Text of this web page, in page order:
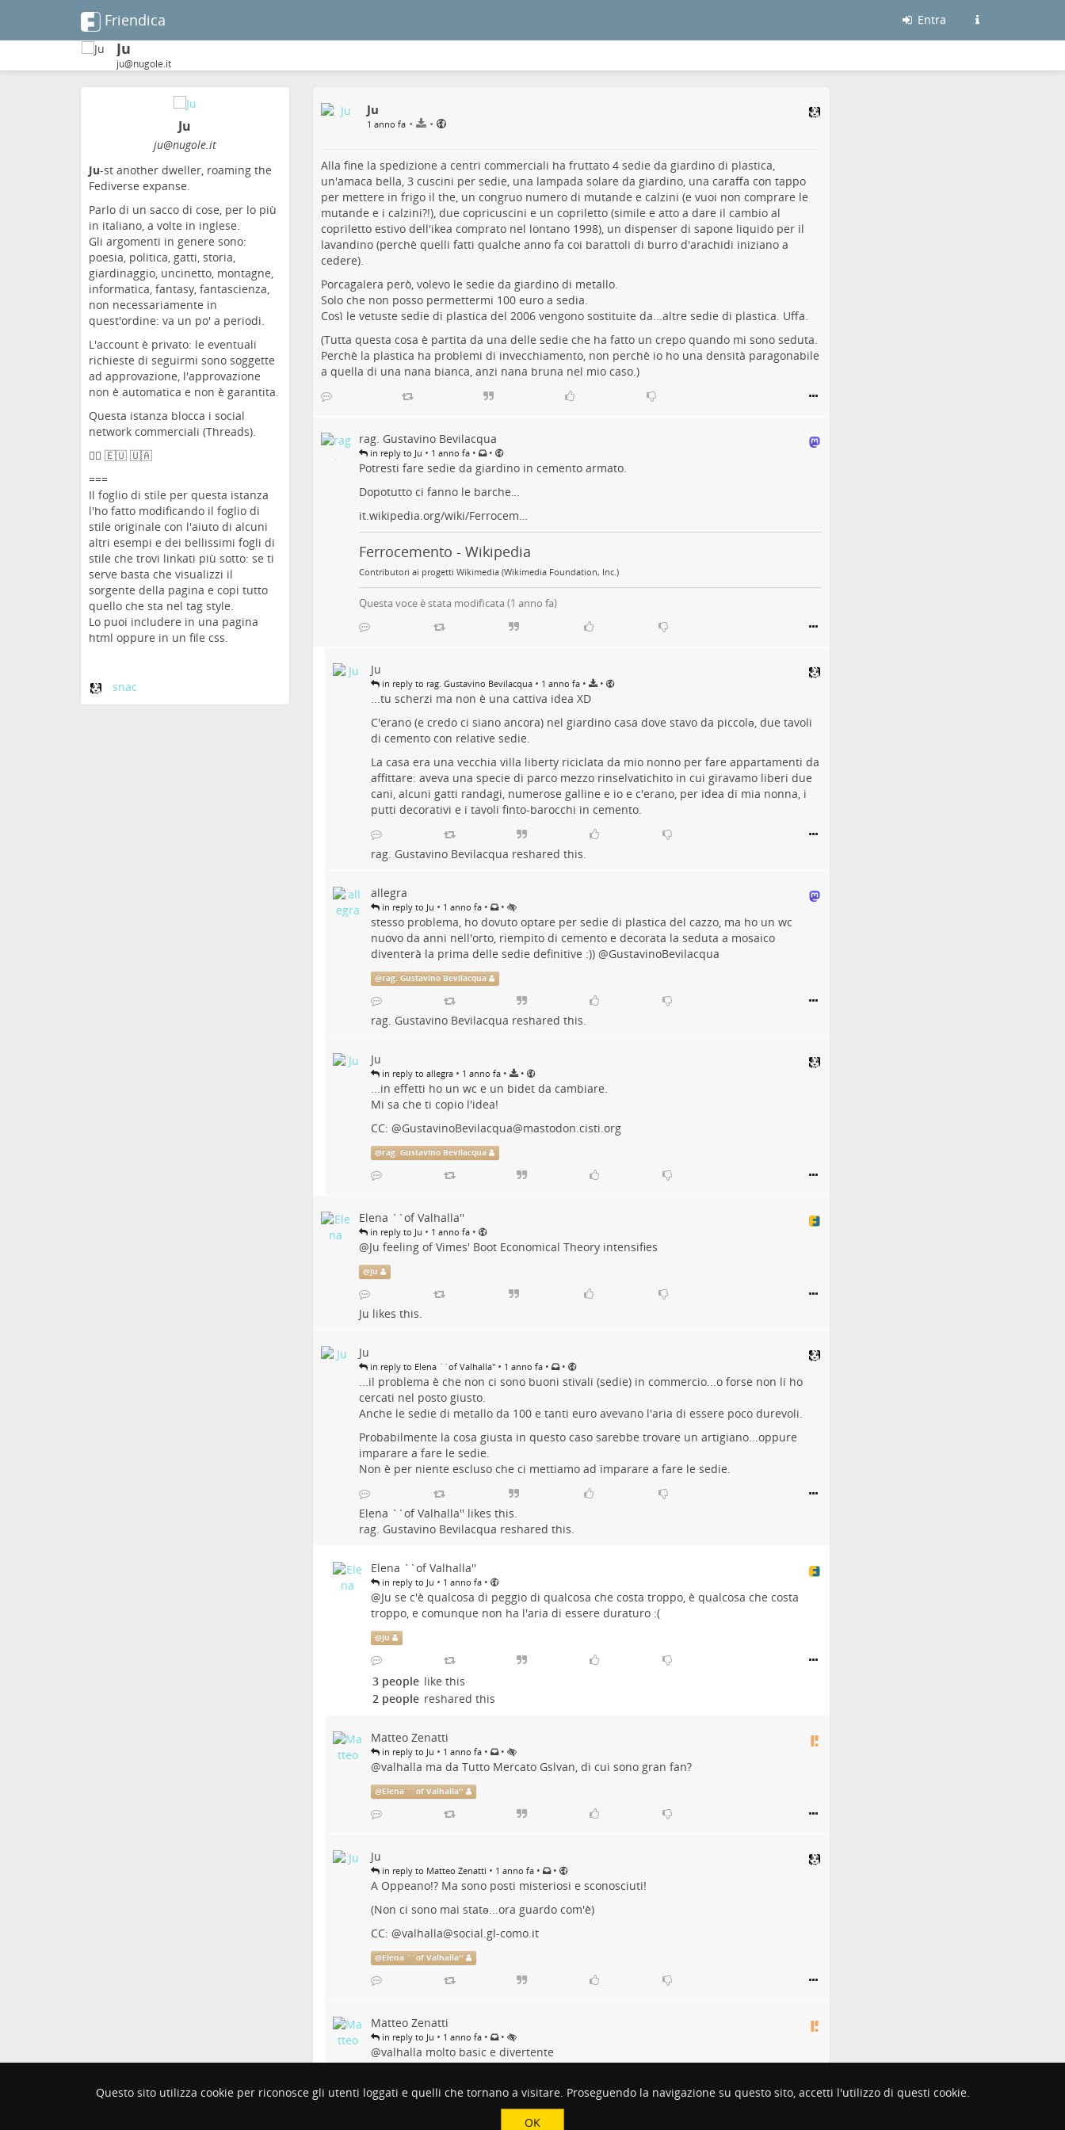
Friendica Entra
Ju
ju@nugole.it
Ju
ju@nugole.it
Ju-st another dweller, roaming the
Fediverse expanse.
Parlo di un sacco di cose, per lo più
in italiano, a volte in inglese.
Gli argomenti in genere sono:
poesia, politica, gatti, storia,
giardinaggio, uncinetto, montagne,
informatica, fantasy, fantascienza,
non necessariamente in
quest'ordine: va un po' a periodi.
L'account è privato: le eventuali
richieste di seguirmi sono soggette
ad approvazione, l'approvazione
non è automatica e non è garantita.
Questa istanza blocca i social
network commerciali (Threads).
🏳️‍🌈 🇪🇺 🇺🇦
===
Il foglio di stile per questa istanza
l'ho fatto modificando il foglio di
stile originale con l'aiuto di alcuni
altri esempi e dei bellissimi fogli di
stile che trovi linkati più sotto: se ti
serve basta che visualizzi il
sorgente della pagina e copi tutto
quello che sta nel tag style.
Lo puoi includere in una pagina
html oppure in un file css.
snac
Ju
1 anno fa • •
Alla fine la spedizione a centri commerciali ha fruttato 4 sedie da giardino di plastica,
un'amaca bella, 3 cuscini per sedie, una lampada solare da giardino, una caraffa con tappo
per mettere in frigo il the, un congruo numero di mutande e calzini (e vuoi non comprare le
mutande e i calzini?!), due copricuscini e un copriletto (simile e atto a dare il cambio al
copriletto estivo dell'ikea comprato nel lontano 1998), un dispenser di sapone liquido per il
lavandino (perchè quelli fatti qualche anno fa coi barattoli di burro d'arachidi iniziano a
cedere).
Porcagalera però, volevo le sedie da giardino di metallo.
Solo che non posso permettermi 100 euro a sedia.
Così le vetuste sedie di plastica del 2006 vengono sostituite da...altre sedie di plastica. Uffa.
(Tutta questa cosa è partita da una delle sedie che ha fatto un crepo quando mi sono seduta.
Perchè la plastica ha problemi di invecchiamento, non perchè io ho una densità paragonabile
a quella di una nana bianca, anzi nana bruna nel mio caso.)
rag. Gustavino Bevilacqua
in reply to Ju • 1 anno fa • •
Potresti fare sedie da giardino in cemento armato.
Dopotutto ci fanno le barche…
it.wikipedia.org/wiki/Ferrocem…
Ferrocemento - Wikipedia
Contributori ai progetti Wikimedia (Wikimedia Foundation, Inc.)
Questa voce è stata modificata (1 anno fa)
Ju
in reply to rag. Gustavino Bevilacqua • 1 anno fa • •
...tu scherzi ma non è una cattiva idea XD
C'erano (e credo ci siano ancora) nel giardino casa dove stavo da piccolə, due tavoli
di cemento con relative sedie.
La casa era una vecchia villa liberty riciclata da mio nonno per fare appartamenti da
affittare: aveva una specie di parco mezzo rinselvatichito in cui giravamo liberi due
cani, alcuni gatti randagi, numerose galline e io e c'erano, per idea di mia nonna, i
putti decorativi e i tavoli finto-barocchi in cemento.
rag. Gustavino Bevilacqua reshared this.
allegra
in reply to Ju • 1 anno fa • •
stesso problema, ho dovuto optare per sedie di plastica del cazzo, ma ho un wc
nuovo da anni nell'orto, riempito di cemento e decorata la seduta a mosaico
diventerà la prima delle sedie definitive :)) @GustavinoBevilacqua
@rag. Gustavino Bevilacqua
rag. Gustavino Bevilacqua reshared this.
Ju
in reply to allegra • 1 anno fa • •
...in effetti ho un wc e un bidet da cambiare.
Mi sa che ti copio l'idea!
CC: @GustavinoBevilacqua@mastodon.cisti.org
@rag. Gustavino Bevilacqua
Elena ``of Valhalla''
in reply to Ju • 1 anno fa •
@Ju feeling of Vimes' Boot Economical Theory intensifies
@Ju
Ju likes this.
Ju
in reply to Elena ``of Valhalla'' • 1 anno fa • •
...il problema è che non ci sono buoni stivali (sedie) in commercio...o forse non li ho
cercati nel posto giusto.
Anche le sedie di metallo da 100 e tanti euro avevano l'aria di essere poco durevoli.
Probabilmente la cosa giusta in questo caso sarebbe trovare un artigiano...oppure
imparare a fare le sedie.
Non è per niente escluso che ci mettiamo ad imparare a fare le sedie.
Elena ``of Valhalla''likes this.
rag. Gustavino Bevilacqua reshared this.
Elena ``of Valhalla''
in reply to Ju • 1 anno fa •
@Ju se c'è qualcosa di peggio di qualcosa che costa troppo, è qualcosa che costa
troppo, e comunque non ha l'aria di essere duraturo :(
@Ju
3 people like this
2 people reshared this
Matteo Zenatti
in reply to Ju • 1 anno fa • •
@valhalla ma da Tutto Mercato Gslvan, di cui sono gran fan?
@Elena ``of Valhalla''
Ju
in reply to Matteo Zenatti • 1 anno fa • •
A Oppeano!? Ma sono posti misteriosi e sconosciuti!
(Non ci sono mai statə...ora guardo com'è)
CC: @valhalla@social.gl-como.it
@Elena ``of Valhalla''
Matteo Zenatti
in reply to Ju • 1 anno fa • •
@valhalla molto basic e divertente
Questo sito utilizza cookie per riconosce gli utenti loggati e quelli che tornano a visitare. Proseguendo la navigazione su questo sito, accetti l'utilizzo di questi cookie.
OK